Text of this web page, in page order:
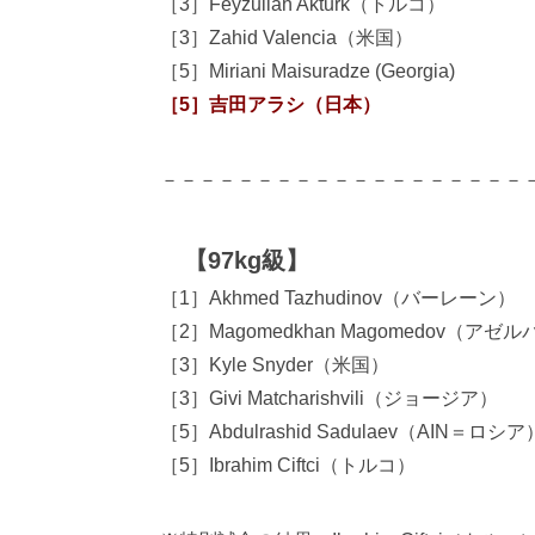
［3］Feyzullah Akturk（トルコ）
［3］Zahid Valencia（米国）
［5］Miriani Maisuradze (Georgia)
［5］吉田アラシ（日本）
－－－－－－－－－－－－－－－－－－
【97kg級】
［1］Akhmed Tazhudinov（バーレーン）
［2］Magomedkhan Magomedov（アゼル
［3］Kyle Snyder（米国）
［3］Givi Matcharishvili（ジョージア）
［5］Abdulrashid Sadulaev（AIN＝ロシア）
［5］Ibrahim Ciftci（トルコ）